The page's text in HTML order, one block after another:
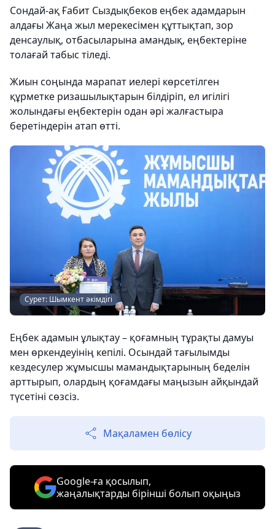
Сондай-ақ Ғабит Сыздықбеков еңбек адамдарын
алдағы Жаңа жыл мерекесімен құттықтап, зор
денсаулық, отбасыларына амандық, еңбектеріне
толағай табыс тіледі.
Жиын соңында марапат иелері көрсетілген
құрметке ризашылықтарын білдіріп, ел игілігі
жолындағы еңбектерін одан әрі жалғастыра
беретіндерін атап өтті.
Сурет: Шымкент әкімдігі
Еңбек адамын ұлықтау – қоғамның тұрақты дамуы
мен өркендеуінің кепілі. Осындай тағылымды
кездесулер жұмысшы мамандықтарының беделін
арттырып, олардың қоғамдағы маңызын айқындай
түсетіні сөзсіз.
Мақаламен бөлісу
Google-ға қосылып,
жаңалықтарды бірінші болып оқыңыз